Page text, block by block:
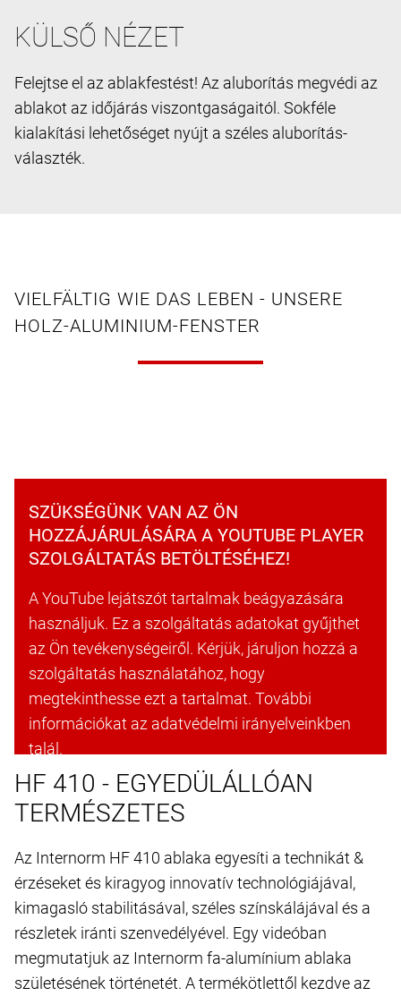
KÜLSŐ NÉZET
Felejtse el az ablakfestést! Az aluborítás megvédi az
ablakot az időjárás viszontgaságaitól. Sokféle
kialakítási lehetőséget nyújt a széles aluborítás-
választék.
VIELFÄLTIG WIE DAS LEBEN - UNSERE
HOLZ-ALUMINIUM-FENSTER
SZÜKSÉGÜNK VAN AZ ÖN
HOZZÁJÁRULÁSÁRA A YOUTUBE PLAYER
SZOLGÁLTATÁS BETÖLTÉSÉHEZ!
A YouTube lejátszót tartalmak beágyazására
használjuk. Ez a szolgáltatás adatokat gyűjthet
az Ön tevékenységeiről. Kérjük, járuljon hozzá a
szolgáltatás használatához, hogy
megtekinthesse ezt a tartalmat. További
információkat az adatvédelmi irányelveinkben
talál.
Cookie-k elfogadása és folytatás
HF 410 - EGYEDÜLÁLLÓAN
TERMÉSZETES
Az Internorm HF 410 ablaka egyesíti a technikát &
érzéseket és kiragyog innovatív technológiájával,
kimagasló stabilitásával, széles színskálájával és a
részletek iránti szenvedélyével. Egy videóban
megmutatjuk az Internorm fa-alumínium ablaka
születésének történetét. A termékötlettől kezdve az